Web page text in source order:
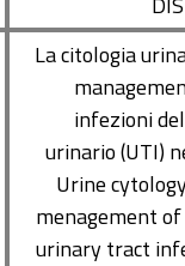
La citologia
infezioni
urinario (UTI)
Urine
menagement
urinary tract